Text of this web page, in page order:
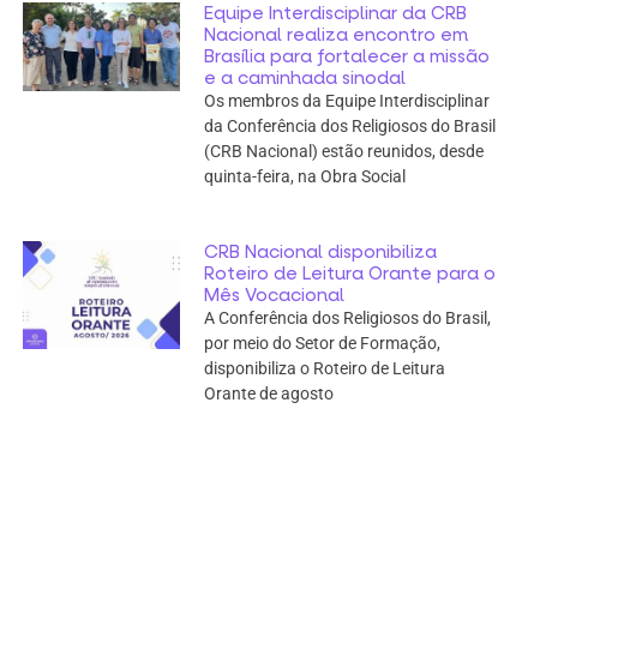
Equipe Interdisciplinar da CRB
Nacional realiza encontro em
Brasília para fortalecer a missão
e a caminhada sinodal
Os membros da Equipe Interdisciplinar
da Conferência dos Religiosos do Brasil
(CRB Nacional) estão reunidos, desde
quinta-feira, na Obra Social
CRB Nacional disponibiliza
Roteiro de Leitura Orante para o
Mês Vocacional
A Conferência dos Religiosos do Brasil,
por meio do Setor de Formação,
disponibiliza o Roteiro de Leitura
Orante de agosto